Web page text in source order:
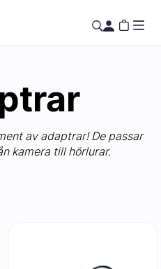
av adaptrar! De passar
kamera till hörlurar.